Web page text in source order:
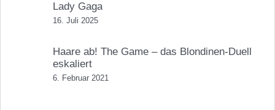
Lady Gaga
16. Juli 2025
Haare ab! The Game – das Blondinen-Duell
eskaliert
6. Februar 2021